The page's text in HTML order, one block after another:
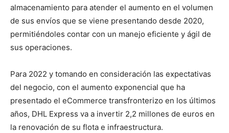
almacenamiento para atender el aumento en el volumen
de sus envíos que se viene presentando desde 2020,
permitiéndoles contar con un manejo eficiente y ágil de
sus operaciones.
Para 2022 y tomando en consideración las expectativas
del negocio, con el aumento exponencial que ha
presentado el eCommerce transfronterizo en los últimos
años, DHL Express va a invertir 2,2 millones de euros en
la renovación de su flota e infraestructura.